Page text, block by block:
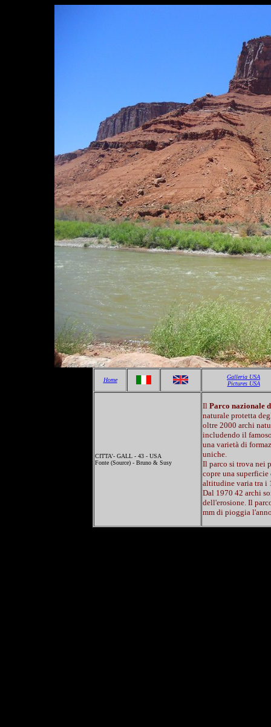
Home
Galleria USA
Pictures USA
CITTA'- GALL - 43 - USA
Fonte (Source) - Bruno & Susy
Il Parco nazionale
naturale protetta
oltre 2000 archi
includendo il
una varietà di
uniche.
Il parco si trova nei
copre una superficie
altitudine varia tra i
Dal 1970 42 archi
dell'erosione. Il
mm di pioggia